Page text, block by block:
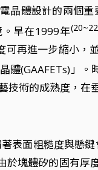
晶體設計的兩個
早在1999年
可再進一步縮小
(GAAFETs)」
術的成熟度，在
表面粗糙度與懸
塊體矽的固有厚